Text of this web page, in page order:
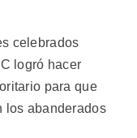
celebrados
logró hacer
para que
los abanderados